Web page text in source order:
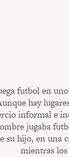
futbol en
hay
informal e
jugaba
su hijo, en una
mientras los